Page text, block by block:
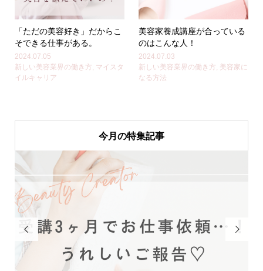
「ただの美容好き」だからこ
そできる仕事がある。
2024.07.05
新しい美容業界の働き方 , マイスタ
イルキャリア
美容家養成講座が合っている
のはこんな人！
2024.07.03
新しい美容業界の働き方 , 美容家に
なる方法
今月の特集記事
 